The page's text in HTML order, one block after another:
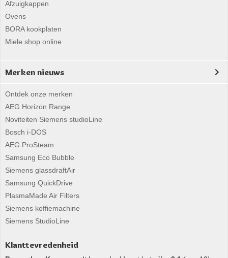
Afzuigkappen
Ovens
BORA kookplaten
Miele shop online
Merken nieuws
Ontdek onze merken
AEG Horizon Range
Noviteiten Siemens studioLine
Bosch i-DOS
AEG ProSteam
Samsung Eco Bubble
Siemens glassdraftAir
Samsung QuickDrive
PlasmaMade Air Filters
Siemens koffiemachine
Siemens StudioLine
Klanttevredenheid